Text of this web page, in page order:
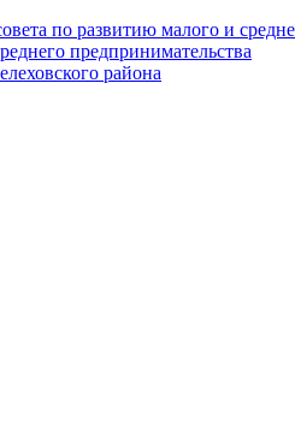
по развитию малого и
предпринимательства
района